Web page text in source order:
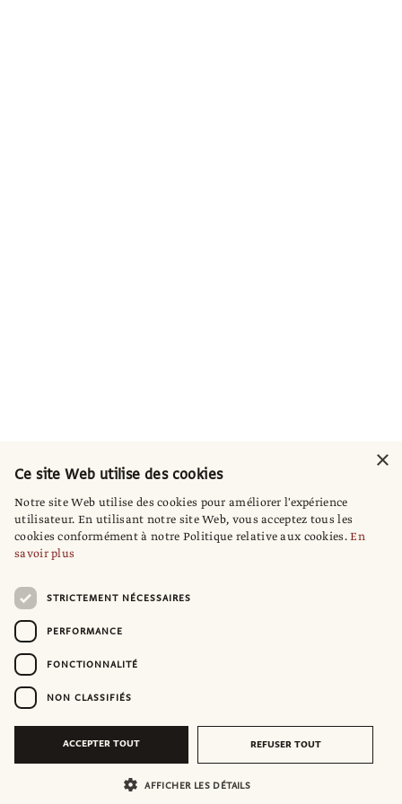
×
Ce site Web utilise des cookies
Notre site Web utilise des cookies pour améliorer l'expérience
utilisateur. En utilisant notre site Web, vous acceptez tous les
cookies conformément à notre Politique relative aux cookies.En
savoir plus
STRICTEMENT NÉCESSAIRES
PERFORMANCE
FONCTIONNALITÉ
NON CLASSIFIÉS
ACCEPTER TOUT REFUSER TOUT
AFFICHER LES DÉTAILS